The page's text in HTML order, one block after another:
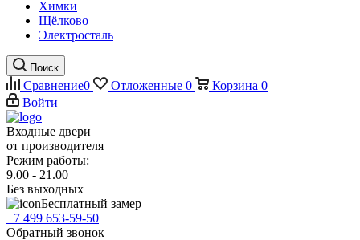
Химки
Щёлково
Электросталь
Поиск
Сравнение0 Отложенные 0 Корзина 0
Войти
Входные двери
от производителя
Режим работы:
9.00 - 21.00
Без выходных
Бесплатный замер
+7 499 653-59-50
Обратный звонок